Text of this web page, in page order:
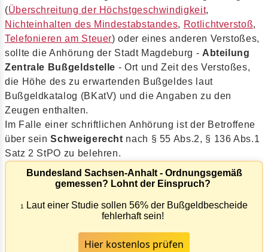
(Überschreitung der Höchstgeschwindigkeit,
Nichteinhalten des Mindestabstandes, Rotlichtverstoß,
Telefonieren am Steuer) oder eines anderen Verstoßes,
sollte die Anhörung der Stadt Magdeburg - Abteilung
Zentrale Bußgeldstelle - Ort und Zeit des Verstoßes,
die Höhe des zu erwartenden Bußgeldes laut
Bußgeldkatalog (BKatV) und die Angaben zu den
Zeugen enthalten.
Im Falle einer schriftlichen Anhörung ist der Betroffene
über seinSchweigerecht nach § 55 Abs.2, § 136 Abs.1
Satz 2 StPO zu belehren.
Bundesland Sachsen-Anhalt - Ordnungsgemäß
gemessen? Lohnt der Einspruch?
1
Laut einer Studie sollen 56% der Bußgeldbescheide
fehlerhaft sein!
Hier kostenlos prüfen